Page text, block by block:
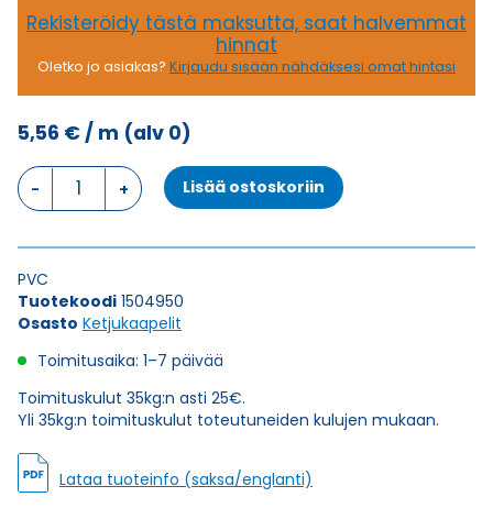
Rekisteröidy tästä maksutta, saat halvemmat
hinnat
Oletko jo asiakas? Kirjaudu sisään nähdäksesi omat hintasi
5,56 €/ m (alv 0)
Ketjukaapeli
KAWEFLEX
SK-
UL/CSA
7X0,34
(AWG22)
Lisää ostoskoriin
PVC
Tuotekoodi 1504950
Osasto Ketjukaapelit
Toimitusaika: 1–7 päivää
Toimituskulut 35kg:n asti 25€.
Yli 35kg:n toimituskulut toteutuneiden kulujen mukaan.
Lataa tuoteinfo (saksa/englanti)